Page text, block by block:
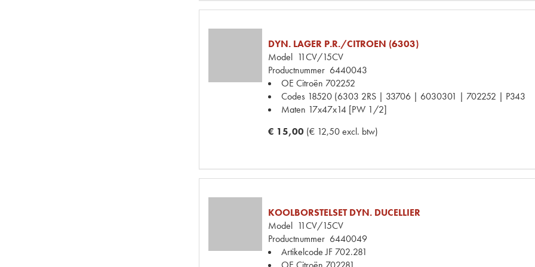
DYN. LAGER P.R./CITROEN (6303)
Model 11CV/15CV
Productnummer 6440043
OE Citroën 702252
Codes 18520 (6303 2RS | 33706 | 6030301 | 702252 | P343
Maten 17x47x14 [PW 1/2]
€ 15,00 (€ 12,50 excl. btw)
KOOLBORSTELSET DYN. DUCELLIER
Model 11CV/15CV
Productnummer 6440049
Artikelcode JF 702.281